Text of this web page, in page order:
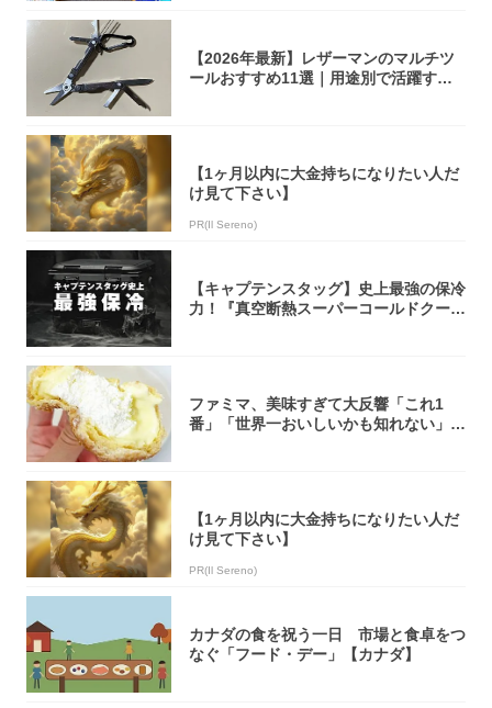
【2026年最新】レザーマンのマルチツ
ールおすすめ11選｜用途別で活躍する
【1ヶ月以内に大金持ちになりたい人だ
け見て下さい】
PR(Il Sereno)
【キャプテンスタッグ】史上最強の保冷
力！『真空断熱スーパーコールドクーラ
ファミマ、美味すぎて大反響「これ1
番」「世界一おいしいかも知れない」
【1ヶ月以内に大金持ちになりたい人だ
け見て下さい】
PR(Il Sereno)
カナダの食を祝う一日 市場と食卓をつ
なぐ「フード・デー」【カナダ】